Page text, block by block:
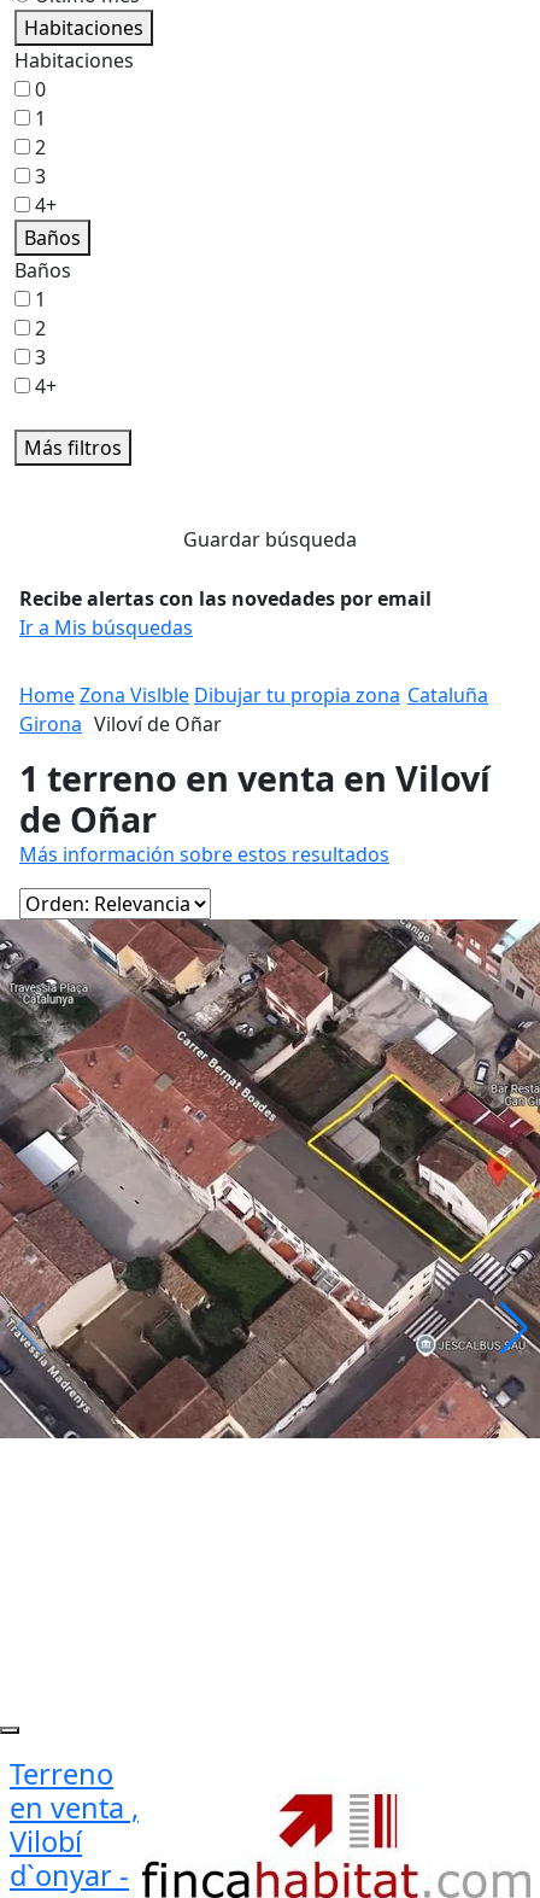
Habitaciones
Habitaciones
0
1
2
3
4+
Baños
Baños
1
2
3
4+
Más filtros
Guardar búsqueda
Recibe alertas con las novedades por email
Ir a Mis búsquedas
HomeZona Vislble Dibujar tu propia zona Cataluña
Girona Viloví de Oñar
1 terreno en venta en Viloví
de Oñar
Más información sobre estos resultados
Terreno
en venta ,
Vilobí
d`onyar -